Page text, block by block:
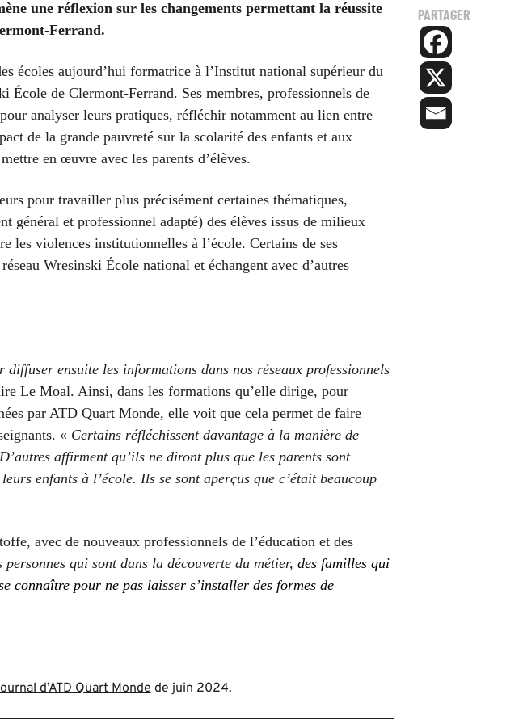
une réflexion sur les changements permettant la réussite
Ferrand.
écoles aujourd’hui formatrice à l’Institut national supérieur du
École de Clermont-Ferrand. Ses membres, professionnels de
analyser leurs pratiques, réfléchir notamment au lien entre
de la grande pauvreté sur la scolarité des enfants et aux
en œuvre avec les parents d’élèves.
pour travailler plus précisément certaines thématiques,
général et professionnel adapté) des élèves issus de milieux
les violences institutionnelles à l’école. Certains de ses
Wresinski École national et échangent avec d’autres
diffuser ensuite les informations dans nos réseaux professionnels
Le Moal. Ainsi, dans les formations qu’elle dirige, pour
par ATD Quart Monde, elle voit que cela permet de faire
. « Certains réfléchissent davantage à la manière de
D’autres affirment qu’ils ne diront plus que les parents sont
s enfants à l’école. Ils se sont aperçus que c’était beaucoup
avec de nouveaux professionnels de l’éducation et des
personnes qui sont dans la découverte du métier, des familles qui
connaître pour ne pas laisser s’installer des formes de
d’ATD Quart Monde de juin 2024.
PARTAGER